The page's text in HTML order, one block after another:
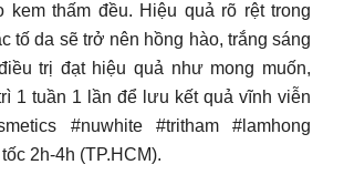
kem thấm đều. Hiệu quả rõ rệt trong
tố da sẽ trở nên hồng hào, trắng sáng
trị đạt hiệu quả như mong muốn,
1 tuần 1 lần để lưu kết quả vĩnh viễn
#nuwhite #tritham #lamhong
2h-4h (TP.HCM).